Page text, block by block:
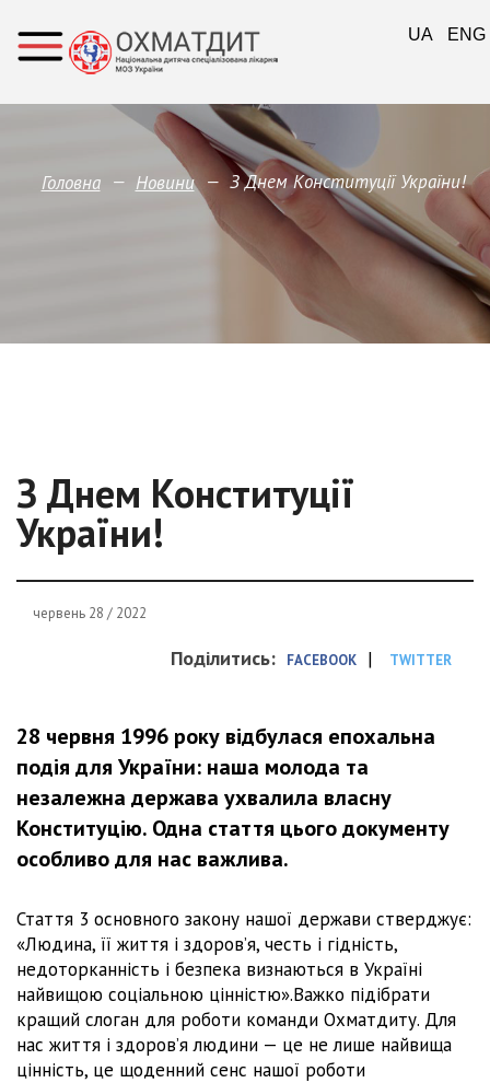
Головна — Новини — З Днем Конституції України!
З Днем Конституції
України!
червень 28 / 2022
Поділитись: FACEBOOK | TWITTER
28 червня 1996 року відбулася епохальна
подія для України: наша молода та
незалежна держава ухвалила власну
Конституцію. Одна стаття цього документу
особливо для нас важлива.
Стаття 3 основного закону нашої держави стверджує:
«Людина, її життя і здоров’я, честь і гідність,
недоторканність і безпека визнаються в Україні
найвищою соціальною цінністю».Важко підібрати
кращий слоган для роботи команди Охматдиту. Для
нас життя і здоров’я людини — це не лише найвища
цінність, це щоденний сенс нашої роботи
UA ENG